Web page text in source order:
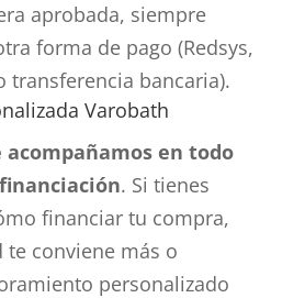
aprobada, siempre
forma de pago (Redsys,
transferencia bancaria).
Varobath
acompañamos en todo
. Si tienes
financiar tu compra,
conviene más o
personalizado